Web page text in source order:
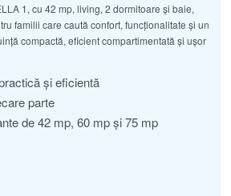
1, cu 42 mp, living, 2 dormitoare și baie,
familii care caută confort, funcționalitate și un
compactă, eficient compartimentată și ușor
și eficientă
parte
de 42 mp, 60 mp și 75 mp